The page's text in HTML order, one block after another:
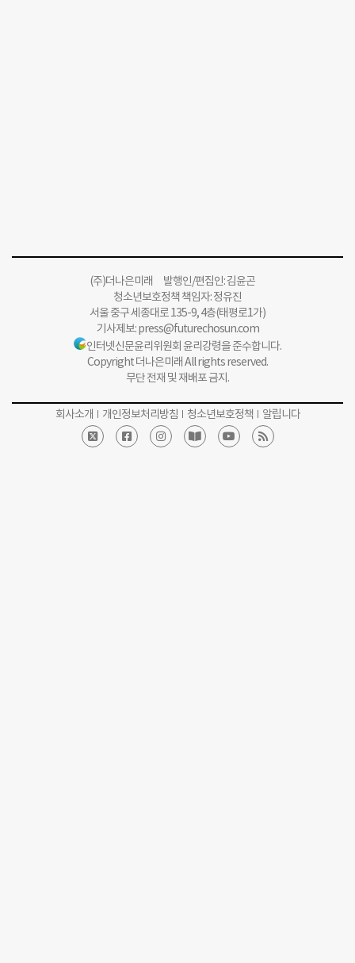
(주)더나은미래 발행인/편집인: 김윤곤
청소년보호정책 책임자: 정유진
서울 중구 세종대로 135-9, 4층(태평로1가)
기사제보:press@futurechosun.com
인터넷신문윤리위원회 윤리강령을 준수합니다.
Copyright 더나은미래 All rights reserved.
무단 전재 및 재배포 금지.
회사소개 개인정보처리방침 청소년보호정책 알립니다